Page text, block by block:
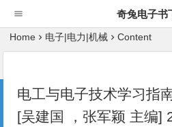
奇兔电子书
Home 电子|电力|机械 Content
电工与电子技术学习指
[吴建国 ，张军颖 主编]